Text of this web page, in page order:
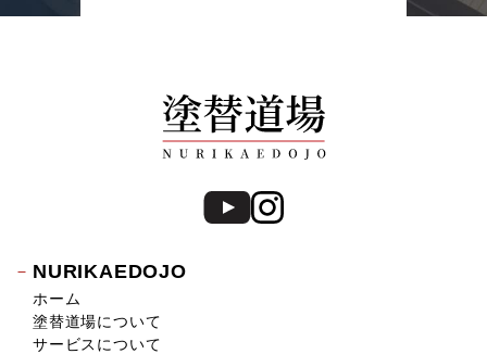
NURIKAEDOJO
ホーム
塗替道場について
サービスについて